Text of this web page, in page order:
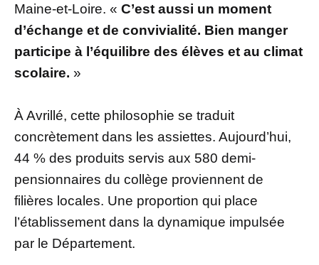
Maine-et-Loire. « C’est aussi un moment
d’échange et de convivialité. Bien manger
participe à l’équilibre des élèves et au climat
scolaire. »
À Avrillé, cette philosophie se traduit
concrètement dans les assiettes. Aujourd’hui,
44 % des produits servis aux 580 demi-
pensionnaires du collège proviennent de
filières locales. Une proportion qui place
l’établissement dans la dynamique impulsée
par le Département.